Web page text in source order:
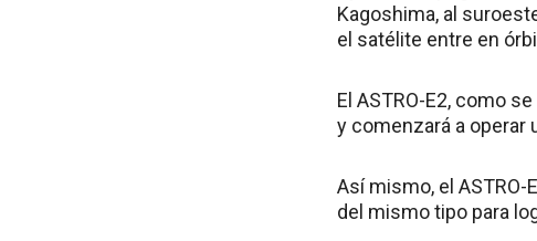
Kagoshima, al
el satélite entre en
El ASTRO-E2, como
y comenzará a operar
Así mismo, el
del mismo tipo para